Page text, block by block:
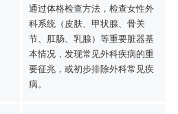
通过体格检查方法，检查女性外
科系统（皮肤、甲状腺、骨关
节、肛肠、乳腺）等重要脏器基
本情况，发现常见外科疾病的重
要征兆，或初步排除外科常见疾
病。